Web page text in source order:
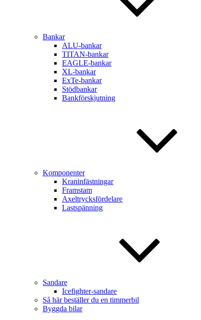
Bankar
ALU-bankar
TITAN-bankar
EAGLE-bankar
XL-bankar
ExTe-bankar
Stödbankar
Bankförskjutning
Komponenter
Kraninfästningar
Framstam
Axeltrycksfördelare
Lastspänning
Sandare
Icefighter-sandare
Så här beställer du en timmerbil
Byggda bilar